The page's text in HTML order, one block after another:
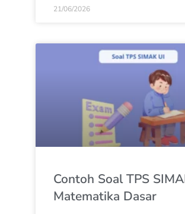
21/06/2026
Contoh Soal TPS
Matematika Dasar